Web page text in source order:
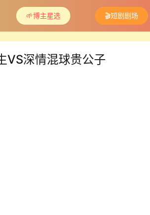
🌱博主星选 🎬短剧剧场
VS深情混球贵公子